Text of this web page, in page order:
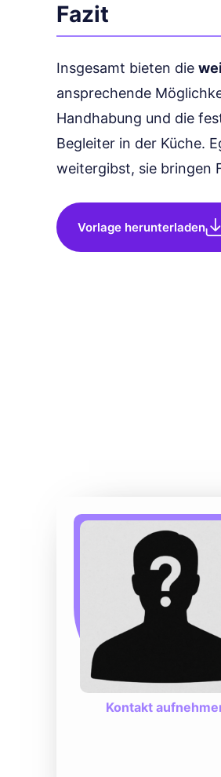
Fazit
Insgesamt bieten die
ansprechende
Handhabung und die
Begleiter in der Küche.
weitergibst, sie bringen
Vorlage herunterladen
Kontakt